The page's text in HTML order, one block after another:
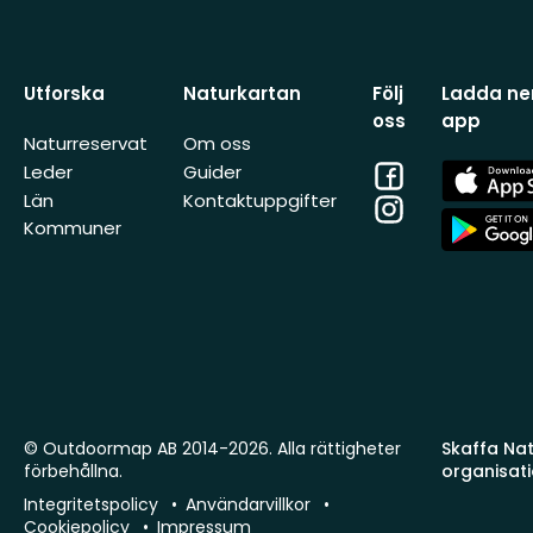
Utforska
Naturreservat
Leder
Län
Kommuner
Naturkartan
Om oss
Guider
Kontaktuppgifter
Följ
oss
Facebook
Instagram
Ladda
app
App
Store
App
Store
Skaffa
© Outdoormap AB 2014-2026. Alla rättigheter
förbehållna.
Integritetspolicy
Användarvillkor
Cookiepolicy
Impressum